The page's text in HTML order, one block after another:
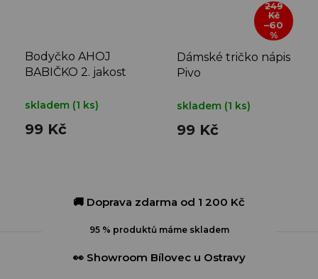
Bodyčko AHOJ
BABIČKO 2. jakost
skladem (1 ks)
99 Kč
249
Kč
–60
%
Dámské tričko nápis
Pivo
skladem (1 ks)
99 Kč
🚚 Doprava zdarma od 1 200 Kč
95 % produktů máme skladem
👀 Showroom Bílovec u Ostravy